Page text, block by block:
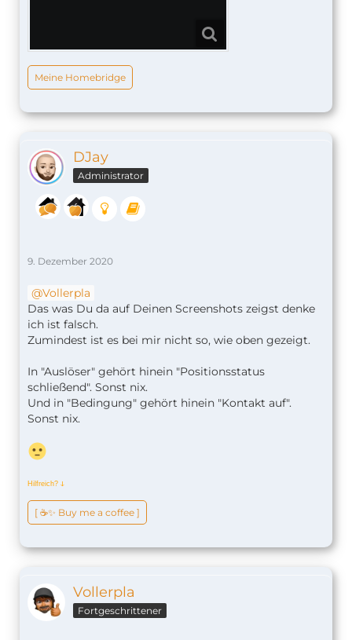
Meine Homebridge
DJay
Administrator
9. Dezember 2020
Vollerpla
Das was Du da auf Deinen Screenshots zeigst denke
ich ist falsch.
Zumindest ist es bei mir nicht so, wie oben gezeigt.
In "Auslöser" gehört hinein "Positionsstatus
schließend". Sonst nix.
Und in "Bedingung" gehört hinein "Kontakt auf".
Sonst nix.
Hilfreich? ↆ
[ ☕️✨ Buy me a coffee ]
Vollerpla
Fortgeschrittener